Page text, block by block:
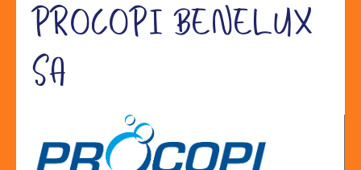
PROCOPI BENELUX
SA